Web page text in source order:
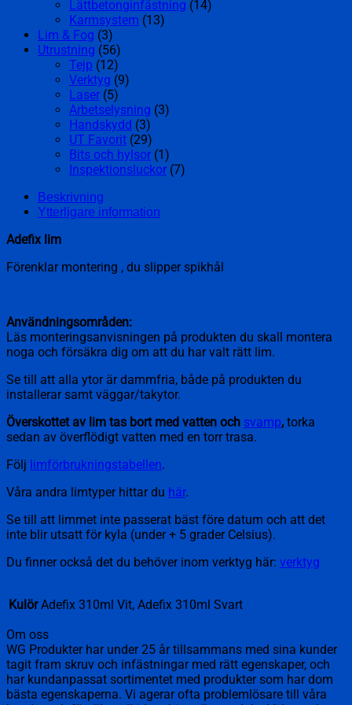
Lättbetonginfästning (14)
Karmsystem (13)
Lim & Fog (3)
Utrustning (56)
Tejp (12)
Verktyg (9)
Laser (5)
Arbetselysning (3)
Handskydd (3)
UT Favorit (29)
Bits och hylsor (1)
Inspektionsluckor (7)
Beskrivning
Ytterligare information
Adefix lim
Förenklar montering , du slipper spikhål
Användningsområden:
Läs monteringsanvisningen på produkten du skall montera
noga och försäkra dig om att du har valt rätt lim.
Se till att alla ytor är dammfria, både på produkten du
installerar samt väggar/takytor.
Överskottet av lim tas bort med vatten och svamp, torka
sedan av överflödigt vatten med en torr trasa.
Följ limförbrukningstabellen.
Våra andra limtyper hittar du här.
Se till att limmet inte passerat bäst före datum och att det
inte blir utsatt för kyla (under + 5 grader Celsius).
Du finner också det du behöver inom verktyg här: verktyg
Kulör Adefix 310ml Vit, Adefix 310ml Svart
Om oss
WG Produkter har under 25 år tillsammans med sina kunder
tagit fram skruv och infästningar med rätt egenskaper, och
har kundanpassat sortimentet med produkter som har dom
bästa egenskaperna. Vi agerar ofta problemlösare till våra